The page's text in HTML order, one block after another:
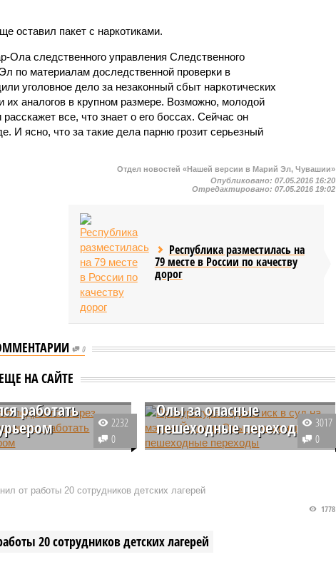
оставил пакет с наркотиками.
следственного управления Следственного
по материалам доследственной проверки в
уголовное дело за незаконный сбыт наркотических
их аналогов в крупном размере. Возможно, молодой
все, что знает о его боссах. Сейчас он
И ясно, что за такие дела парню грозит серьезный
Отдел новостей «Нашей версии в Марий Эл, Чувашии»
Опубликовано:07.05.2016 16:20
Отредактировано:07.05.2016 19:02
Республика разместилась на
79 месте в России по качеству
дорог
0
ЕЩЕ НА САЙТЕ
Эл подросток
работать
Оле двое местных
и продажу
2232
0
Прокуратура подала иск
Олы за опасные
пешеходные переходы
Прокуратура города Йошкар-Олы
происшествием на пешеходном
переходе у Вознесенской церкви
требований законодательства о
3017
0
от работы 20 сотрудников детских лагерей
20 сотрудников детских лагерей
1778